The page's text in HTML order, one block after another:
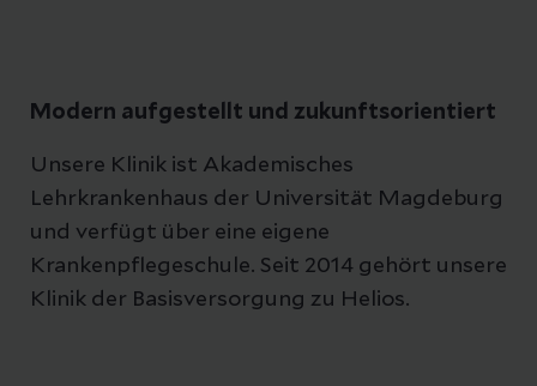
Modern aufgestellt und zukunftsorientiert
Unsere Klinik ist Akademisches
Lehrkrankenhaus der Universität Magdeburg
und verfügt über eine eigene
Krankenpflegeschule. Seit 2014 gehört unsere
Klinik der Basisversorgung zu Helios.